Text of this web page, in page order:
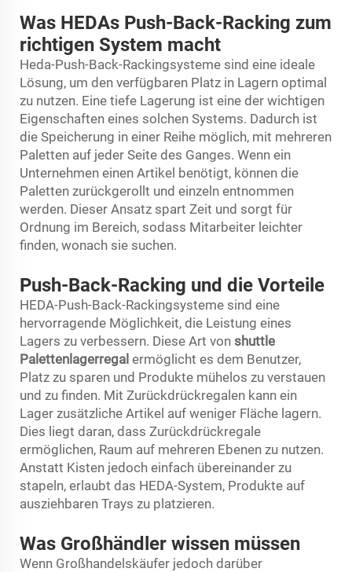
Was HEDAs Push-Back-Racking zum
richtigen System macht
Heda-Push-Back-Rackingsysteme sind eine ideale
Lösung, um den verfügbaren Platz in Lagern optimal
zu nutzen. Eine tiefe Lagerung ist eine der wichtigen
Eigenschaften eines solchen Systems. Dadurch ist
die Speicherung in einer Reihe möglich, mit mehreren
Paletten auf jeder Seite des Ganges. Wenn ein
Unternehmen einen Artikel benötigt, können die
Paletten zurückgerollt und einzeln entnommen
werden. Dieser Ansatz spart Zeit und sorgt für
Ordnung im Bereich, sodass Mitarbeiter leichter
finden, wonach sie suchen.
Push-Back-Racking und die Vorteile
HEDA-Push-Back-Rackingsysteme sind eine
hervorragende Möglichkeit, die Leistung eines
Lagers zu verbessern. Diese Art von shuttle
Palettenlagerregal ermöglicht es dem Benutzer,
Platz zu sparen und Produkte mühelos zu verstauen
und zu finden. Mit Zurückdrückregalen kann ein
Lager zusätzliche Artikel auf weniger Fläche lagern.
Dies liegt daran, dass Zurückdrückregale
ermöglichen, Raum auf mehreren Ebenen zu nutzen.
Anstatt Kisten jedoch einfach übereinander zu
stapeln, erlaubt das HEDA-System, Produkte auf
ausziehbaren Trays zu platzieren.
Was Großhändler wissen müssen
Wenn Großhandelskäufer jedoch darüber